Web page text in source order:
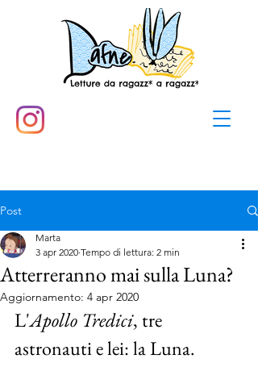
Post
Atterreranno mai sulla Luna?
Marta
3 apr 2020 Tempo di lettura: 2 min
Aggiornamento: 4 apr 2020
L'Apollo Tredici, tre
astronauti e lei: la Luna.